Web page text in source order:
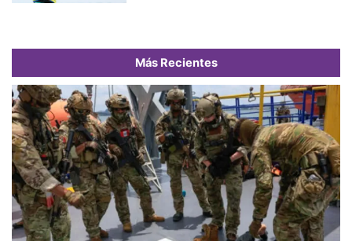
Más Recientes